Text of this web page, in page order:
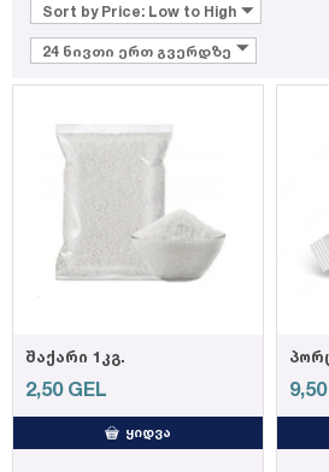
Sort by Price: Low to High
24 ნივთი ერთ გვერდზე
შაქარი 1კგ.
2,50 GEL
ᲧᲘᲓᲕᲐ
9,50